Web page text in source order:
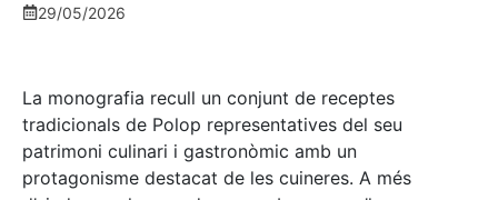
29/05/2026
La monografia recull un conjunt de receptes
tradicionals de Polop representatives del seu
patrimoni culinari i gastronòmic amb un
protagonisme destacat de les cuineres. A més